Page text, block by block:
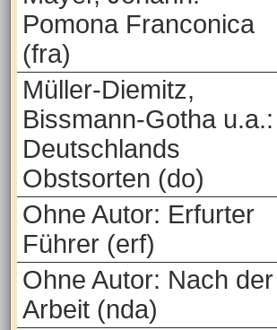
Pomona Franconica
(fra)
Müller-Diemitz,
Bissmann-Gotha u.a.:
Deutschlands
Obstsorten (do)
Ohne Autor: Erfurter
Führer (erf)
Ohne Autor: Nach der
Arbeit (nda)